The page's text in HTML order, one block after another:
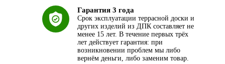
Гарантия 3 года
Срок эксплуатации террасной доски и
других изделий из ДПК составляет не
менее 15 лет. В течение первых трёх
лет действует гарантия: при
возникновении проблем мы либо
вернём деньги, либо заменим товар.